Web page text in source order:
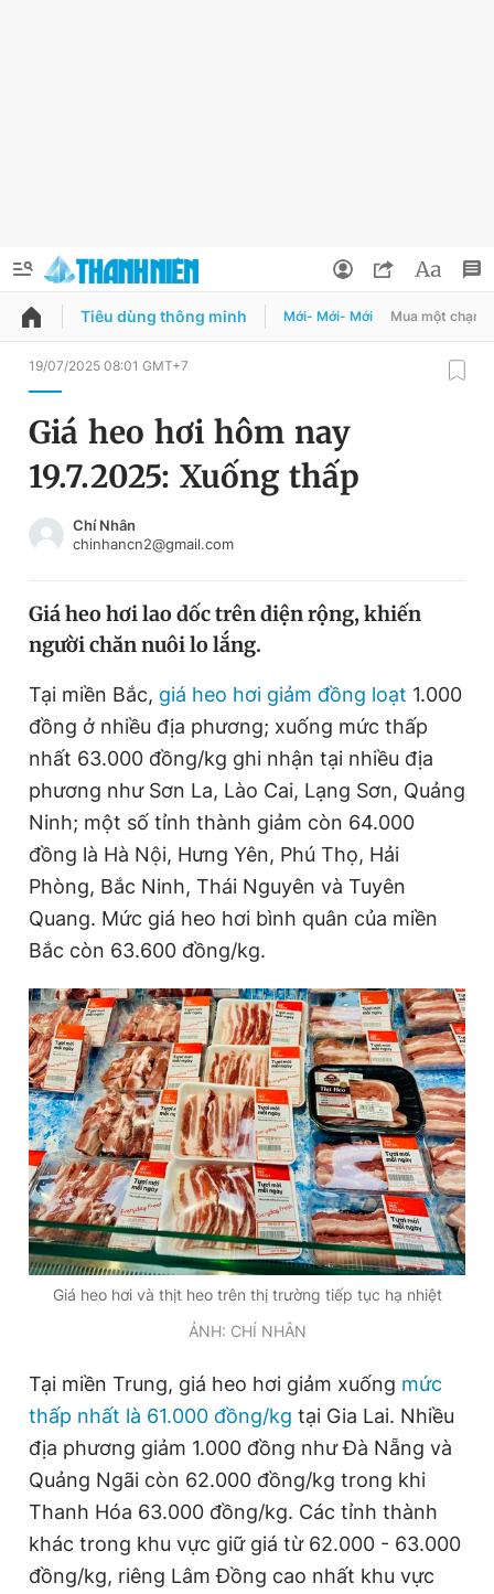
QUẢNG CÁO ĐẶT BÁO
Chuyên mục
Chuyên mục khác
Tin thị trường Tin 360
Video Magazine
Sản phẩm khác
Tiện ích Bạn cần biết
Thông tin tòa soạn Liên hệ quảng cáo
Đọc Thanh Niên trên điện thoại
Theo dõi báo trên
Hotline
0906 645 777
Liên hệ quảng cáo
0908 780 404
Tổng biên tập: Nguyễn Ngọc Toàn
Phó tổng biên tập thường trực: Hải Thành
Phó tổng biên tập: Lâm Hiếu Dũng
Phó tổng biên tập: Trần Việt Hưng
Giấy phép xuất bản số 110/GP - BTTTT cấp ngày 24.3.2020
© 2003-2026 Bản quyền thuộc về Báo Thanh Niên. Cấm sao
chép dưới mọi hình thức nếu không có sự chấp thuận bằng văn
bản. Phát triển bởi ePi Technologies, JSC.
Đổi mật khẩu
Tin đã lưu
Tin đã xem
Đăng xuất
Tiêu dùng thông minh Mới- Mới- Mới Mua một chạm
19/07/2025 08:01 GMT+7
Giá heo hơi hôm nay
19.7.2025: Xuống thấp
Chí Nhân
chinhancn2@gmail.com
Giá heo hơi lao dốc trên diện rộng, khiến
người chăn nuôi lo lắng.
Tại miền Bắc, giá heo hơi giảm đồng loạt 1.000
đồng ở nhiều địa phương; xuống mức thấp
nhất 63.000 đồng/kg ghi nhận tại nhiều địa
phương như Sơn La, Lào Cai, Lạng Sơn, Quảng
Ninh; một số tỉnh thành giảm còn 64.000
đồng là Hà Nội, Hưng Yên, Phú Thọ, Hải
Phòng, Bắc Ninh, Thái Nguyên và Tuyên
Quang. Mức giá heo hơi bình quân của miền
Bắc còn 63.600 đồng/kg.
Giá heo hơi và thịt heo trên thị trường tiếp tục hạ nhiệt
ẢNH: CHÍ NHÂN
Tại miền Trung, giá heo hơi giảm xuống mức
thấp nhất là 61.000 đồng/kg tại Gia Lai. Nhiều
địa phương giảm 1.000 đồng như Đà Nẵng và
Quảng Ngãi còn 62.000 đồng/kg trong khi
Thanh Hóa 63.000 đồng/kg. Các tỉnh thành
khác trong khu vực giữ giá từ 62.000 - 63.000
đồng/kg, riêng Lâm Đồng cao nhất khu vực